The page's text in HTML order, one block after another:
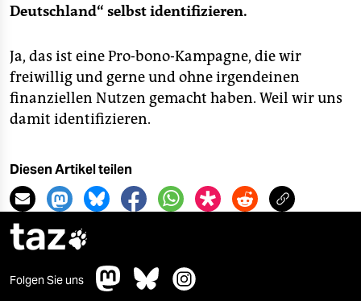
Deutschland“ selbst identifizieren.
Ja, das ist eine Pro-bono-Kampagne, die wir
freiwillig und gerne und ohne irgendeinen
finanziellen Nutzen gemacht haben. Weil wir uns
damit identifizieren.
Diesen Artikel teilen
taz
Folgen Sie uns